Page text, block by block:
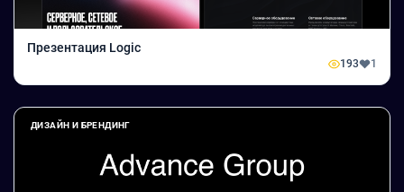
Презентация Logic
193 1
ДИЗАЙН И БРЕНДИНГ